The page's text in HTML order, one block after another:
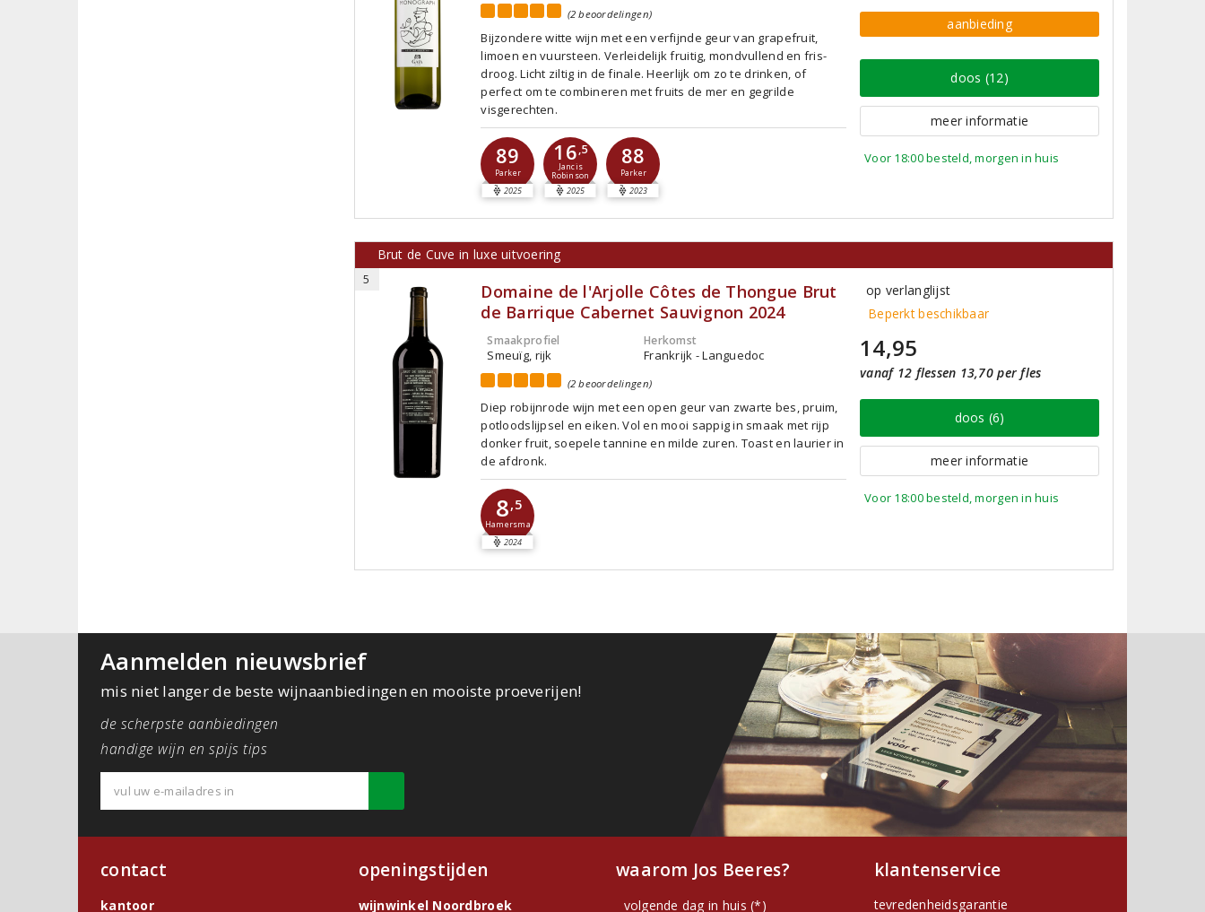
(2 beoordelingen)
Bijzondere witte wijn met een verfijnde geur van grapefruit,
limoen en vuursteen. Verleidelijk fruitig, mondvullend en fris-
droog. Licht ziltig in de finale. Heerlijk om zo te drinken, of
perfect om te combineren met fruits de mer en gegrilde
visgerechten.
89
Parker
2025
16,5
Jancis
Robinson
2025
88
Parker
2023
aanbieding
doos (12)
meer informatie
Voor 18:00 besteld, morgen in huis
Brut de Cuve in luxe uitvoering
5
Domaine de l'Arjolle Côtes de Thongue Brut
de Barrique Cabernet Sauvignon 2024
Smaakprofiel
Smeuïg, rijk
Herkomst
Frankrijk - Languedoc
(2 beoordelingen)
Diep robijnrode wijn met een open geur van zwarte bes, pruim,
potloodslijpsel en eiken. Vol en mooi sappig in smaak met rijp
donker fruit, soepele tannine en milde zuren. Toast en laurier in
de afdronk.
8,5
Hamersma
2024
op verlanglijst
Beperkt beschikbaar
14,95
vanaf 12 flessen 13,70 per fles
doos (6)
meer informatie
Voor 18:00 besteld, morgen in huis
Aanmelden nieuwsbrief
mis niet langer de beste wijnaanbiedingen en mooiste proeverijen!
de scherpste aanbiedingen
handige wijn en spijs tips
contact
kantoor
openingstijden
wijnwinkel Noordbroek
waarom Jos Beeres?
volgende dag in huis (*)
klantenservice
tevredenheidsgarantie